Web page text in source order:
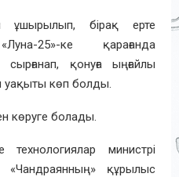
ұшырылып, бірақ ерте
25»-ке қарағанда
қонуға ыңғайлы
уақыты көп болды.
көруге болады.
министрі
«Чандраянның» құрылыс